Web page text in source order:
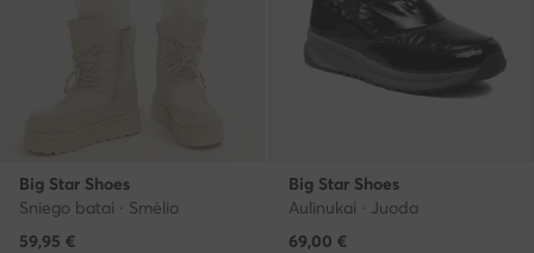
Big Star Shoes
Sniego batai · Smėlio
59,95 €
Big Star Shoes
Aulinukai · Juoda
69,00 €